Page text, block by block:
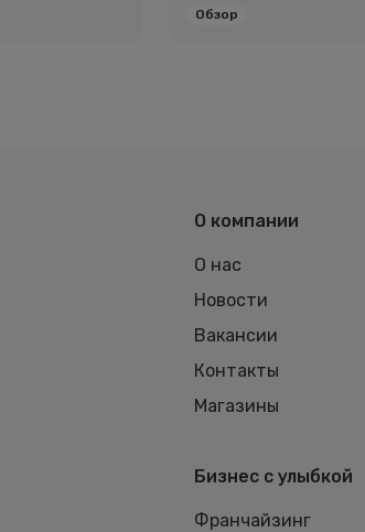
Обзор
О компании
О нас
Новости
Вакансии
Контакты
Магазины
Бизнес с улыбкой
Франчайзинг